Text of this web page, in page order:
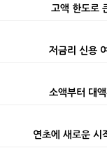
고액 한도로
저금리 신용
소액부터 대
연초에 새로운